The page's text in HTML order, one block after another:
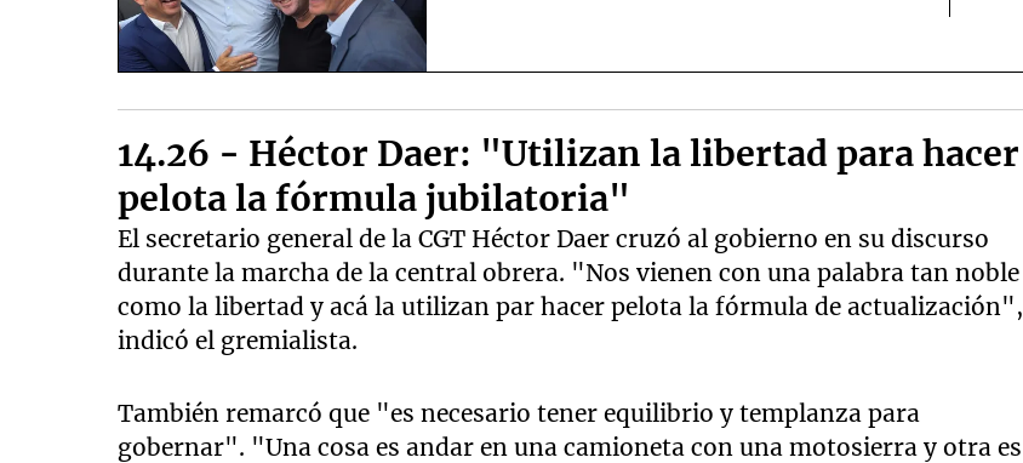
14.26 - Héctor Daer: "Utilizan la libertad para hacer
pelota la fórmula jubilatoria"
El secretario general de la CGT Héctor Daer cruzó al gobierno en su discurso
durante la marcha de la central obrera. "Nos vienen con una palabra tan noble
como la libertad y acá la utilizan par hacer pelota la fórmula de actualización",
indicó el gremialista.
También remarcó que "es necesario tener equilibrio y templanza para
gobernar". "Una cosa es andar en una camioneta con una motosierra y otra es